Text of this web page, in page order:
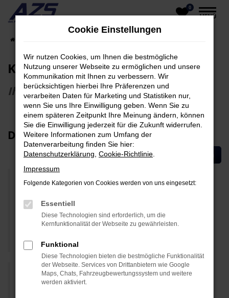
Zum
Hauptinhalt
0
MENÜ
Kundenmeinungen
Ihre Meinung ist uns wichtig
Das schreiben Kunden über uns:
Jetzt Meinung schreiben
Ufuk D.
Top ehrlicher Händler.... 3. Auto bei Ihm gekauft ????
1x Specht immer Specht????
Ufuk D., 28.06.2024
Cookie Einstellungen
Wir nutzen Cookies, um Ihnen die bestmögliche
Nutzung unserer Webseite zu ermöglichen und unsere
Kommunikation mit Ihnen zu verbessern. Wir
berücksichtigen hierbei Ihre Präferenzen und
verarbeiten Daten für Marketing und Statistiken nur,
wenn Sie uns Ihre Einwilligung geben. Wenn Sie zu
einem späteren Zeitpunkt Ihre Meinung ändern, können
Sie die Einwilligung jederzeit für die Zukunft widerrufen.
Weitere Informationen zum Umfang der
Datenverarbeitung finden Sie hier:
Datenschutzerklärung Cookie-Richtlinie
Impressum
Folgende Kategorien von Cookies werden von uns eingesetzt:
Essentiell
Diese Technologien sind erforderlich, um die
Kernfunktionalität der Webseite zu gewährleisten.
Funktional
Diese Technologien bieten die bestmögliche Funktionalität
der Webseite. Services von Drittanbietern wie Google
Maps, Chats, Fahrzeugbewertungssystem und weitere
werden aktiviert.